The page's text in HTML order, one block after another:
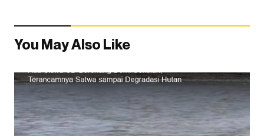
You May Also Like